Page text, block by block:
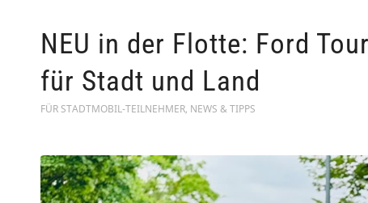
NEU in der Flotte: Ford
für Stadt und Land
FÜR STADTMOBIL-TEILNEHMER, NEWS & TIPPS